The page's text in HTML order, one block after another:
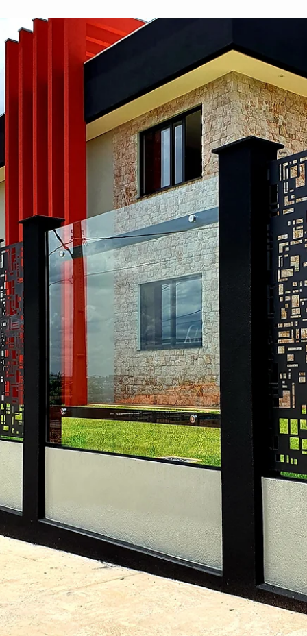
10 de nov. de 2021
2 min de leitura
HS ENTREVISTA - ALF
A HS Metal Design convida nossos clientes a presenciarem a
mais completa amostra de arquitetura, design de interiores e...